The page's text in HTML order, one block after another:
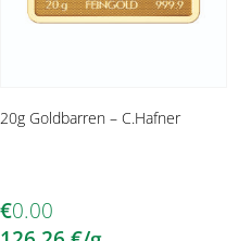
20g Goldbarren – C.Hafner
€0.00